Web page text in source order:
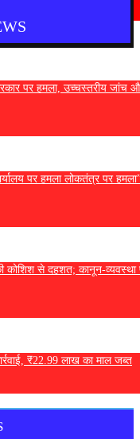
पर हमला, उच्चस्तरीय जांच
पर हमला लोकतंत्र पर
कोशिश से दहशत; कानून-व्यवस्था
₹22.99 लाख का माल जब्त